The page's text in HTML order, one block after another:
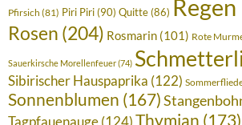
Pfirsich (81) Piri Piri(90) Quitte(86) Regen
Rosen (204) Rosmarin (101) Rote
Sauerkirsche Morellenfeuer(74)
Sibirischer Hauspaprika (122)
Sonnenblumen (167)
Tagpfauenauge(124)Thymian (173)